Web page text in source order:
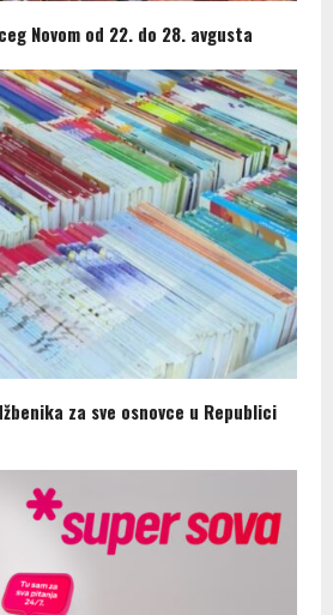
Novom od 22. do 28. avgusta
za sve osnovce u Republici